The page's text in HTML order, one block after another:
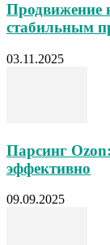
Продвижение
стабильным
03.11.2025
Парсинг
эффективно
09.09.2025